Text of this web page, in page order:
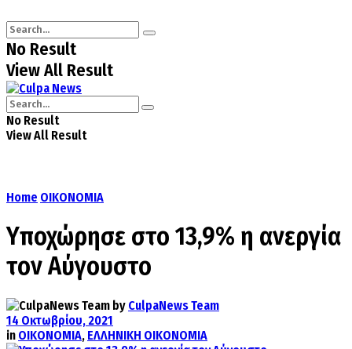
No Result
View All Result
No Result
View All Result
Home ΟΙΚΟΝΟΜΙΑ
Υποχώρησε στο 13,9% η ανεργία
τον Αύγουστο
by CulpaNews Team
14 Οκτωβρίου, 2021
in ΟΙΚΟΝΟΜΙΑ, ΕΛΛΗΝΙΚΗ ΟΙΚΟΝΟΜΙΑ